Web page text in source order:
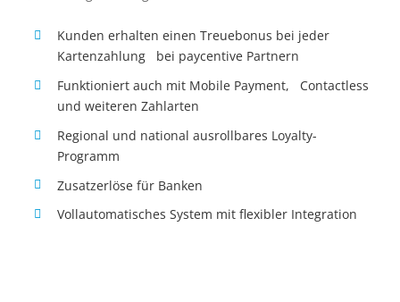
Kunden erhalten einen Treuebonus bei jeder
Kartenzahlung bei paycentive Partnern
Funktioniert auch mit Mobile Payment, Contactless
und weiteren Zahlarten
Regional und national ausrollbares Loyalty-
Programm
Zusatzerlöse für Banken
Vollautomatisches System mit flexibler Integration